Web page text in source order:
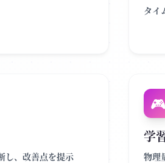
タイ
し、改善点を提示
🎮
学
物理